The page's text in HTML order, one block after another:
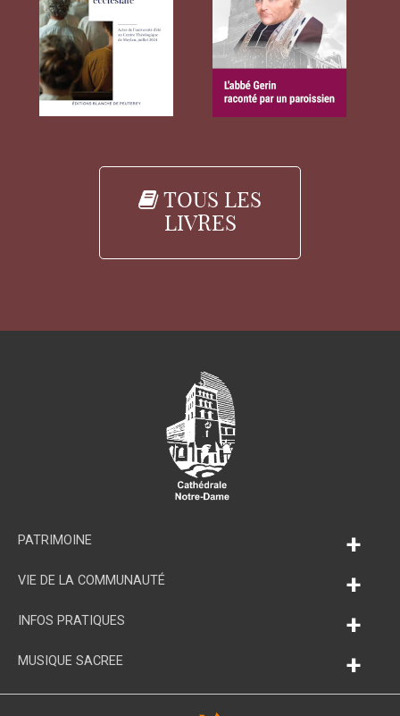
TOUS LES
LIVRES
PATRIMOINE +
VIE DE LA COMMUNAUTÉ +
INFOS PRATIQUES +
MUSIQUE SACREE +